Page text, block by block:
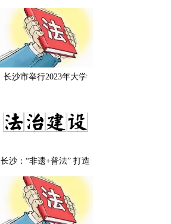
风”引清凉 ——长沙市司
法局扎实推进“送法进基
层”法治宣讲活动
长沙市举行2023年大学
长沙：“非遗+普法” 打造
法治文化新品牌